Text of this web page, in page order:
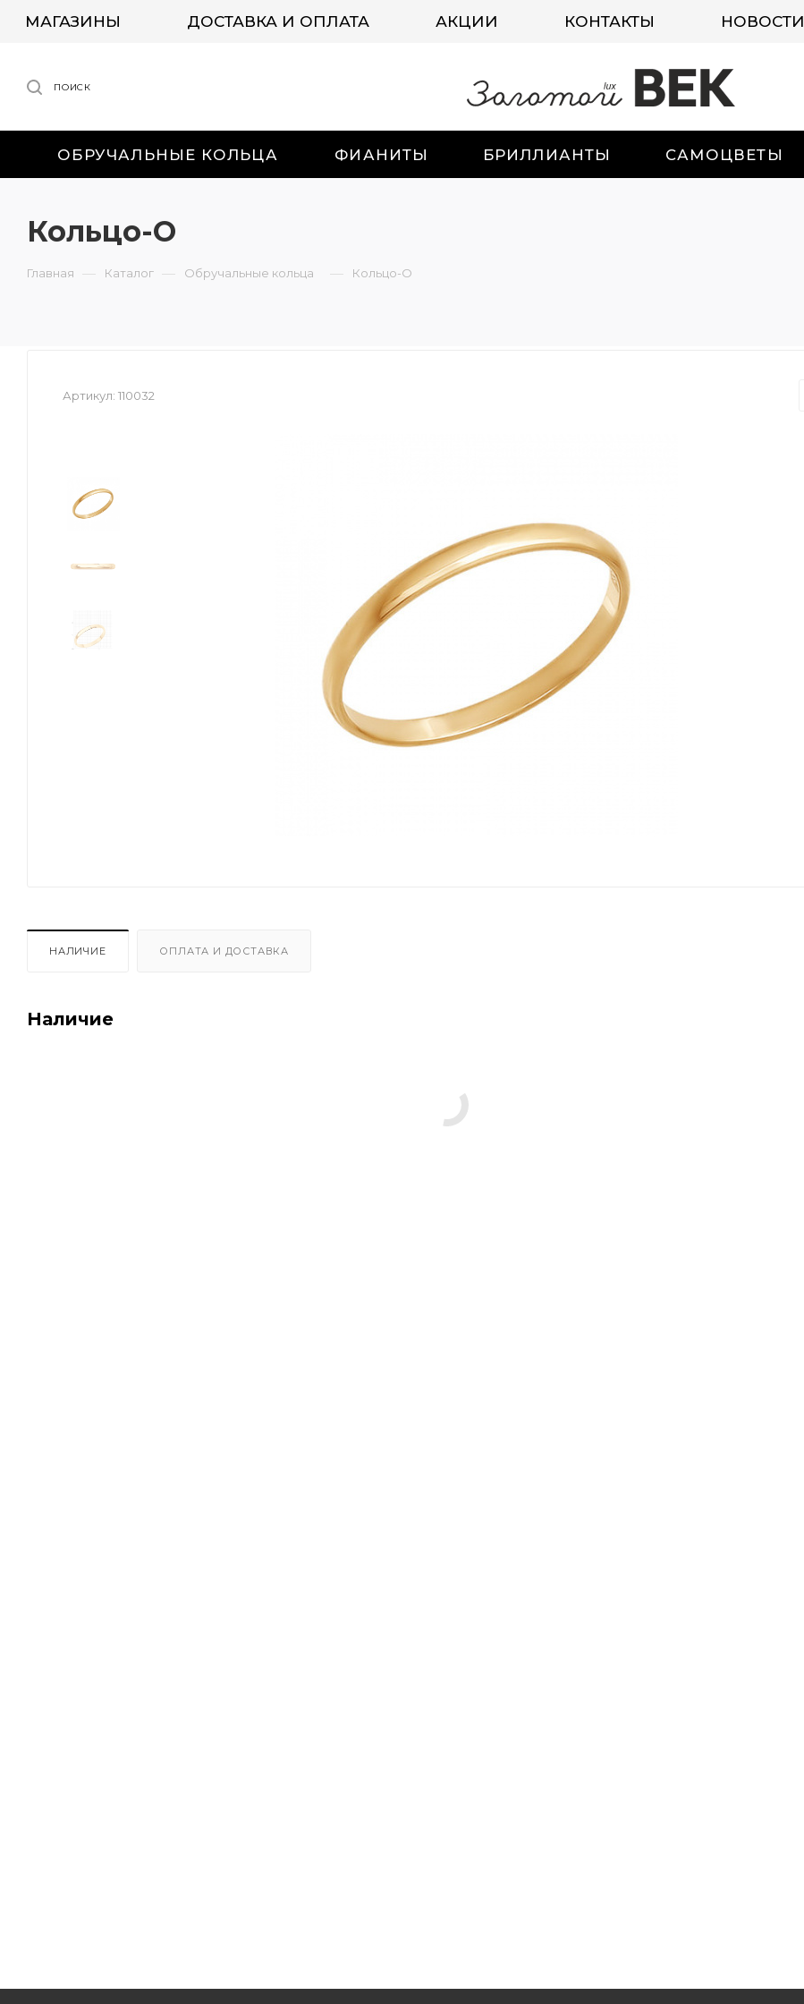
МАГАЗИНЫ ДОСТАВКА И ОПЛАТА АКЦИИ КОНТАКТЫ НОВОСТИ
ПОИСК
ОБРУЧАЛЬНЫЕ КОЛЬЦА ФИАНИТЫ БРИЛЛИАНТЫ САМОЦВЕТЫ
Кольцо-О
Главная — Каталог — Обручальные кольца — Кольцо-О
Артикул: 110032
НАЛИЧИЕ ОПЛАТА И ДОСТАВКА
Наличие